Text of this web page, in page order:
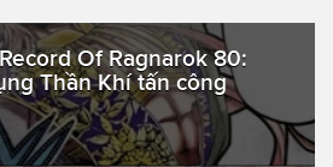
Of Ragnarok 80:
Thần Khí tấn công